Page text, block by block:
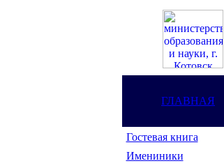
ГЛАВНАЯ
Гостевая книга
Имениники